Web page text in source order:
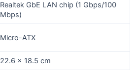
Realtek GbE LAN chip (1 Gbps/100
Mbps)
Micro-ATX
22.6 x 18.5 cm